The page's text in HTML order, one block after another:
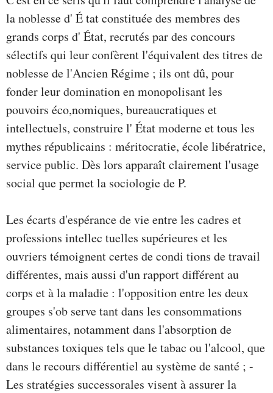
la noblesse d' É tat constituée des membres des
grands corps d' État, recrutés par des concours
sélectifs qui leur confèrent l'équivalent des titres de
noblesse de l'Ancien Régime ; ils ont dû, pour
fonder leur domination en monopolisant les
pouvoirs éco,nomiques, bureaucratiques et
intellectuels, construire l' État moderne et tous les
mythes républicains : méritocratie, école libératrice,
service public. Dès lors apparaît clairement l'usage
social que permet la sociologie de P.
Les écarts d'espérance de vie entre les cadres et
professions intellec­ tuelles supérieures et les
ouvriers témoignent certes de condi­ tions de travail
différentes, mais aussi d'un rapport différent au
corps et à la maladie : l'opposition entre les deux
groupes s'ob­ serve tant dans les consommations
alimentaires, notamment dans l'absorption de
substances toxiques tels que le tabac ou l'alcool, que
dans le recours différentiel au système de santé ; -
Les stratégies successorales visent à assurer la